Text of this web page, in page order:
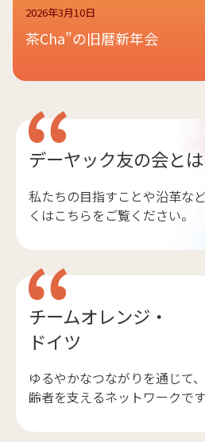
2026年3月10日
茶Cha”の旧暦新年会
デーヤック友の会とは
私たちの目指すことや沿革な
くはこちらをご覧ください。
チームオレンジ・
ドイツ
ゆるやかなつながりを通じて
齢者を支えるネットワークです